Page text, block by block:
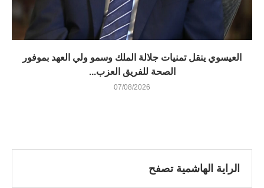
العيسوي ينقل تمنيات جلالة الملك وسمو ولي العهد بموفور
الصحة للفريق العزب...
07/08/2026
الراية الهاشمية تصفح